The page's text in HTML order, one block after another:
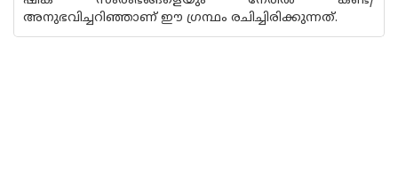
അനുഭവിച്ചറിഞ്ഞാണ് ഈ ഗ്രന്ഥം രചിച്ചിരിക്കുന്നത്.